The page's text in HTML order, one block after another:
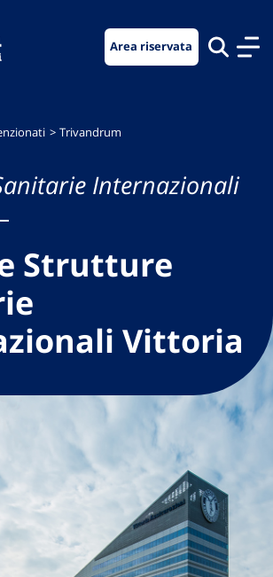
Area riservata
Trivandrum
Internazionali
Strutture
Vittoria